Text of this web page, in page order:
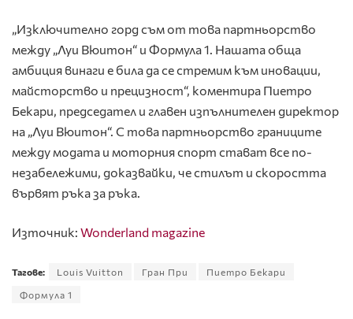
„Изключително горд съм от това партньорство
между „Луи Вюитон“ и Формула 1. Нашата обща
амбиция винаги е била да се стремим към иновации,
майсторство и прецизност“, коментира Пиетро
Бекари, председател и главен изпълнителен директор
на „Луи Вюитон“. С това партньорство границите
между модата и моторния спорт стават все по-
незабележими, доказвайки, че стилът и скоростта
вървят ръка за ръка.
Източник: Wonderland magazine
Тагове: Louis Vuitton Гран При Пиетро Бекари
Формула 1